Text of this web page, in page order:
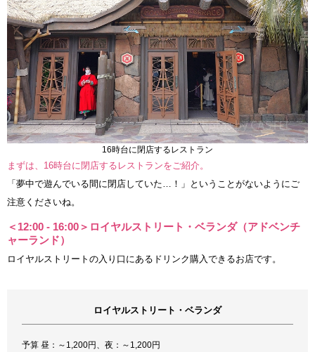
16時台に閉店するレストラン
まずは、16時台に閉店するレストランをご紹介。
「夢中で遊んでいる間に閉店していた…！」ということがないようにご
注意くださいね。
＜12:00 - 16:00＞ロイヤルストリート・ベランダ（アドベンチ
ャーランド）
ロイヤルストリートの入り口にあるドリンク購入できるお店です。
ロイヤルストリート・ベランダ
予算 昼：～1,200円、夜：～1,200円